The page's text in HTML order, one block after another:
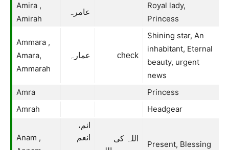
Amira ,
Amirah
عامرہ
Royal lady,
Princess
Ammara ,
Amara,
Ammarah
عمارہ check
Shining star, An
inhabitant, Eternal
beauty, urgent
news
Amra
Princess
Amrah
Headgear
Anam ,
انم،
انعم
اللہ کی
Present, Blessing